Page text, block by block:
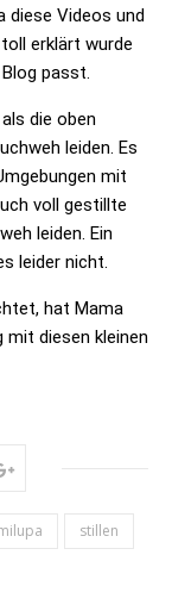
diese Videos und
erklärt wurde
passt.
die oben
leiden. Es
mit
voll gestillte
leiden. Ein
leider nicht.
hat Mama
mit diesen kleinen
stillen